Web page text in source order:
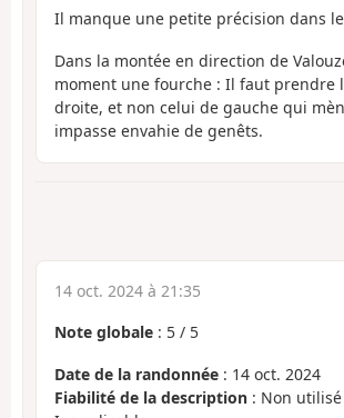
Il manque une petite précision dans
Dans la montée en direction de
moment une fourche : Il faut prendre
droite, et non celui de gauche qui
impasse envahie de genêts.
14 oct. 2024 à 21:35
Note globale : 5 / 5
Date de la randonnée : 14 oct. 2024
Fiabilité de la description : Non